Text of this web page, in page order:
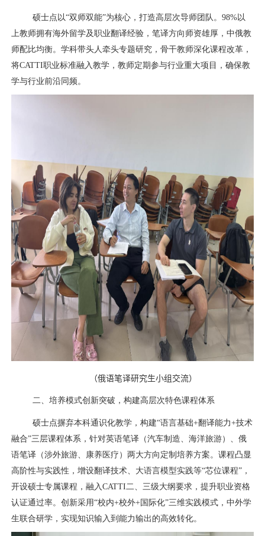
硕士点以“双师双能”为核心，打造高层次导师团队。98%以
上教师拥有海外留学及职业翻译经验，笔译方向师资雄厚，中俄教
师配比均衡。学科带头人牵头专题研究，骨干教师深化课程改革，
将CATTI职业标准融入教学，教师定期参与行业重大项目，确保教
学与行业前沿同频。
（俄语笔译研究生小组交流）
二、培养模式创新突破，构建高层次特色课程体系
硕士点摒弃本科通识化教学，构建“语言基础+翻译能力+技术
融合”三层课程体系，针对英语笔译（汽车制造、海洋旅游）、俄
语笔译（涉外旅游、康养医疗）两大方向定制培养方案。课程凸显
高阶性与实践性，增设翻译技术、大语言模型实践等“芯位课程”，
开设硕士专属课程，融入CATTI二、三级大纲要求，提升职业资格
认证通过率。创新采用“校内+校外+ 国际化”三维实践模式，中外学
生联合研学，实现知识输入到能力输出的高效转化。